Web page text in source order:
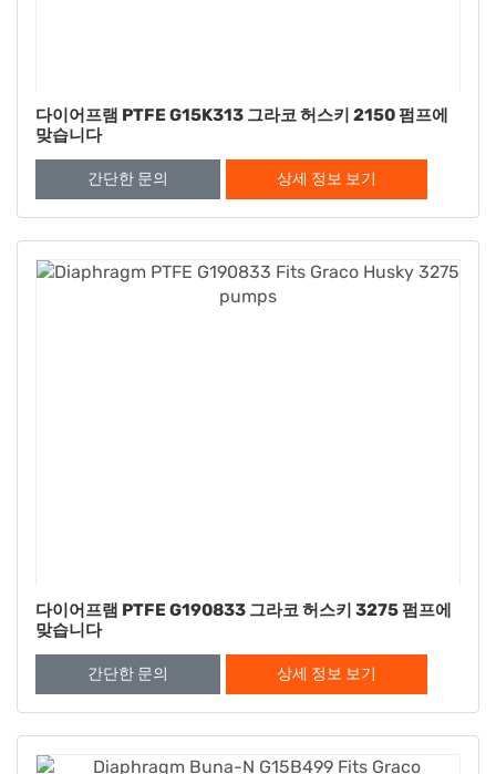
다이어프램 PTFE G15K313 그라코 허스키 2150 펌프에
맞습니다
간단한 문의 상세 정보 보기
다이어프램 PTFE G190833 그라코 허스키 3275 펌프에
맞습니다
간단한 문의 상세 정보 보기